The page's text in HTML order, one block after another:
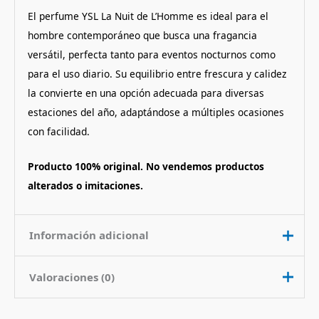
El perfume YSL La Nuit de L’Homme es ideal para el
hombre contemporáneo que busca una fragancia
versátil, perfecta tanto para eventos nocturnos como
para el uso diario. Su equilibrio entre frescura y calidez
la convierte en una opción adecuada para diversas
estaciones del año, adaptándose a múltiples ocasiones
con facilidad.
Producto 100% original. No vendemos productos
alterados o imitaciones.
Información adicional
Contenido
Valoraciones (0)